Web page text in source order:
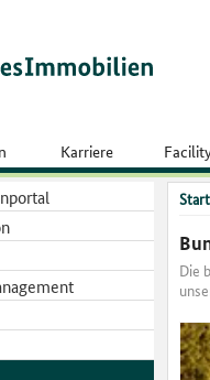
Karriere
Die